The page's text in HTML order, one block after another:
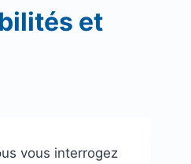
et
vous interrogez